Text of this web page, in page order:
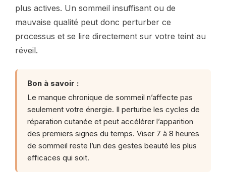
plus actives. Un sommeil insuffisant ou de
mauvaise qualité peut donc perturber ce
processus et se lire directement sur votre teint au
réveil.
Bon à savoir :
Le manque chronique de sommeil n’affecte pas
seulement votre énergie. Il perturbe les cycles de
réparation cutanée et peut accélérer l’apparition
des premiers signes du temps. Viser 7 à 8 heures
de sommeil reste l’un des gestes beauté les plus
efficaces qui soit.